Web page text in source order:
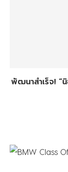
พัฒนาสำเร็จ! “นิ